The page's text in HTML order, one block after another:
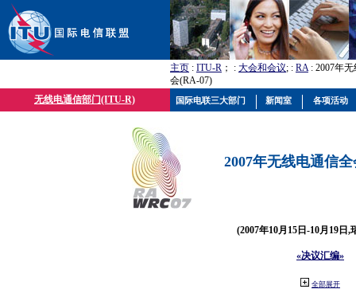
主页 : ITU-R ； : 大会和会议; : RA: 2007年
会(RA-07)
无线电通信部门(ITU-R)
2007年无线电通信
(2007年10月15日-10月19日,
«决议汇编»
全部展开
国际电联三大部门 新闻室 各项活动